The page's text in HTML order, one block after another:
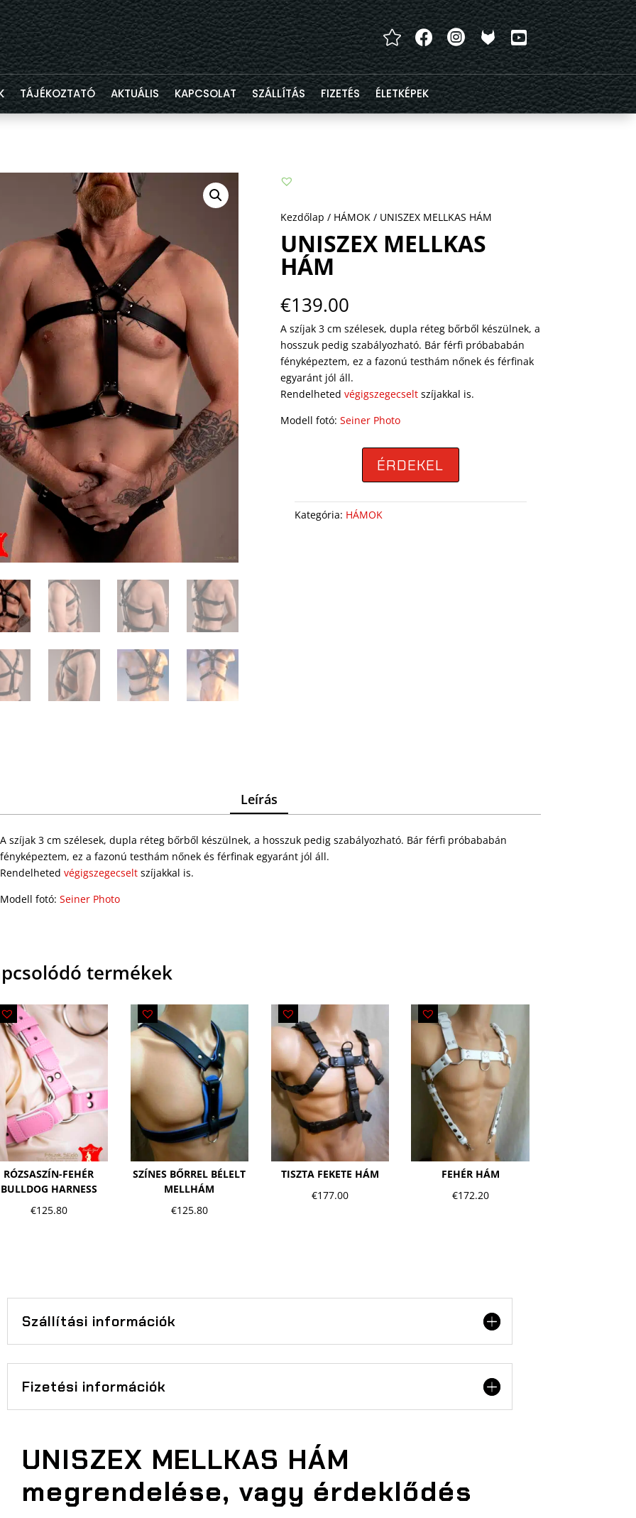
   
TÁJÉKOZTATÓ AKTUÁLIS KAPCSOLAT SZÁLLÍTÁS FIZETÉS ÉLETKÉPEK
Kezdőlap / HÁMOK / UNISZEX MELLKAS HÁM
UNISZEX MELLKAS
HÁM
€139.00
A szíjak 3 cm szélesek, dupla réteg bőrből készülnek, a
hosszuk pedig szabályozható. Bár férfi próbababán
fényképeztem, ez a fazonú testhám nőnek és férfinak
egyaránt jól áll.
Rendelhetedvégigszegecselt szíjakkal is.
Modell fotó:Seiner Photo
ÉRDEKEL
Kategória: HÁMOK
Leírás
A szíjak 3 cm szélesek, dupla réteg bőrből készülnek, a hosszuk pedig szabályozható. Bár férfi próbababán
fényképeztem, ez a fazonú testhám nőnek és férfinak egyaránt jól áll.
Rendelheted végigszegecseltszíjakkal is.
Modell fotó: Seiner Photo
termékek
RÓZSASZÍN-FEHÉR
BULLDOG HARNESS
€125.80
SZÍNES BŐRREL BÉLELT
MELLHÁM
€125.80
TISZTA FEKETE HÁM
€177.00
FEHÉR HÁM
€172.20
Szállítási információk
Fizetési információk
UNISZEX MELLKAS HÁM
megrendelése, vagy érdeklődés